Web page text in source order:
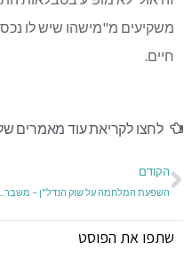
משקיעים מ"מישהו שיש לו
חיים.
לחצו לקריאת עוד מאמרים
הקודם
שתפו את הפוסט